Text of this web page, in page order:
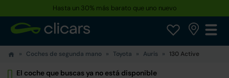
Hasta un 30% más barato que uno nuevo
Coches de segunda mano Toyota Auris 130 Active
El coche que buscas ya no está disponible